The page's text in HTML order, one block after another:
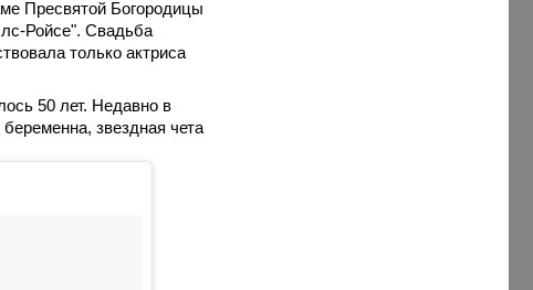
Пресвятой Богородицы
Ройсе". Свадьба
только актриса
50 лет. Недавно в
звездная чета